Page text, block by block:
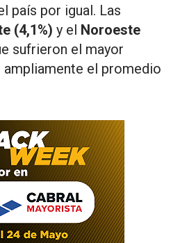
país por igual. Las
(4,1%) y el Noroeste
sufrieron el mayor
ampliamente el promedio